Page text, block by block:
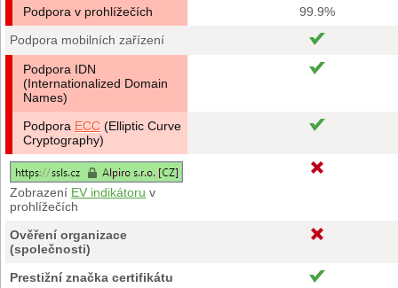
Podpora v prohlížečích
99.9%
Podpora mobilních zařízení
Podpora IDN
(Internationalized Domain
Names)
Podpora ECC (Elliptic Curve
Cryptography)
Zobrazení EV indikátoru v
prohlížečích
Ověření organizace
(společnosti)
Prestižní značka certifikátu